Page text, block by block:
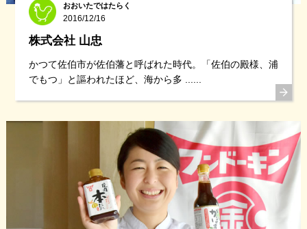
おおいたではたらく
2016/12/16
株式会社 山忠
かつて佐伯市が佐伯藩と呼ばれた時代。「佐伯の殿様、浦
でもつ」と謳われたほど、海から多 ......